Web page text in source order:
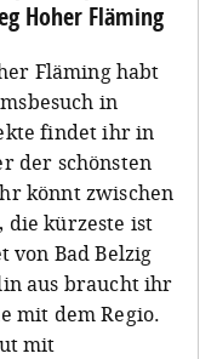
Hoher Fläming
Fläming habt
in
findet ihr in
der schönsten
könnt zwischen
die kürzeste ist
von Bad Belzig
aus braucht ihr
mit dem Regio.
mit